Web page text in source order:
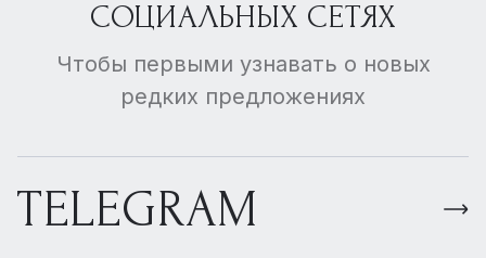
СОЦИАЛЬНЫХ СЕТЯХ
Чтобы первыми узнавать о новых
редких предложениях
TELEGRAM